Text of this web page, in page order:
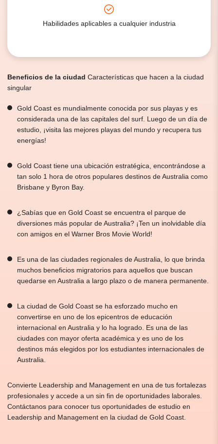
Habilidades aplicables a cualquier industria
Beneficios de la ciudad Características que hacen a la ciudad
singular
Gold Coast es mundialmente conocida por sus playas y es
considerada una de las capitales del surf. Luego de un día de
estudio, ¡visita las mejores playas del mundo y recupera tus
energías!
Gold Coast tiene una ubicación estratégica, encontrándose a
tan solo 1 hora de otros populares destinos de Australia como
Brisbane y Byron Bay.
¿Sabías que en Gold Coast se encuentra el parque de
diversiones más popular de Australia? ¡Ten un inolvidable día
con amigos en el Warner Bros Movie World!
Es una de las ciudades regionales de Australia, lo que brinda
muchos beneficios migratorios para aquellos que buscan
quedarse en Australia a largo plazo o de manera permanente.
La ciudad de Gold Coast se ha esforzado mucho en
convertirse en uno de los epicentros de educación
internacional en Australia y lo ha logrado. Es una de las
ciudades con mayor oferta académica y es uno de los
destinos más elegidos por los estudiantes internacionales de
Australia.
Convierte Leadership and Management en una de tus fortalezas
profesionales y accede a un sin fin de oportunidades laborales.
Contáctanos para conocer tus oportunidades de estudio en
Leadership and Management en la ciudad de Gold Coast.